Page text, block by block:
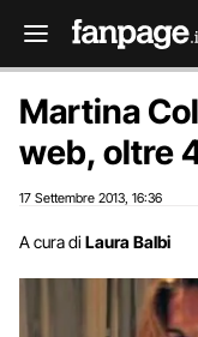
Martina
web, oltre
17 Settembre 2013 16:36
A cura di Laura Balbi